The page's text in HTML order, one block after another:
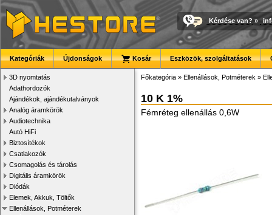
Kérdése van? »
Kategóriák Újdonságok Kosár Eszközök, szolgáltatások
3D nyomtatás
Adathordozók
Ajándékok, ajándékutalványok
Analóg áramkörök
Audiotechnika
Autó HiFi
Biztosítékok
Csatlakozók
Csomagolás és tárolás
Digitális áramkörök
Diódák
Elemek, Akkuk, Töltők
Ellenállások, Potméterek
Főkategória » Ellenállások, Potméterek »
10 K 1%
Fémréteg ellenállás 0,6W